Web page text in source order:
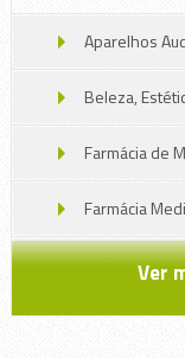
Aparelhos
Beleza,
Farmácia de
Farmácia
Oticas, Jóias
Perfumaria e
Ver